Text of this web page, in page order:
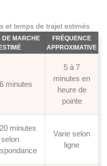
et temps de trajet estimés
DE MARCHE
ESTIMÉ
FRÉQUENCE
APPROXIMATIVE
minutes
5 à 7
minutes en
heure de
pointe
minutes
selon
Varie selon
ligne